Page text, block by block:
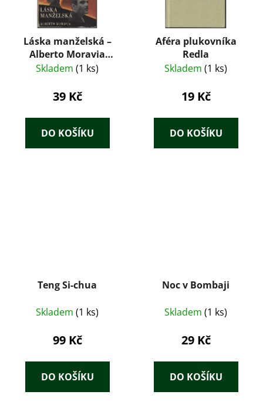
Láska manželská –
Alberto Moravia
(1967)
Skladem (1 ks)
39 Kč
DO KOŠÍKU
Aféra plukovníka
Redla
Skladem (1 ks)
19 Kč
DO KOŠÍKU
Teng Si-chua
Skladem (1 ks)
99 Kč
DO KOŠÍKU
Noc v Bombaji
Skladem (1 ks)
29 Kč
DO KOŠÍKU